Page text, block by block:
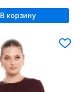
В корзину